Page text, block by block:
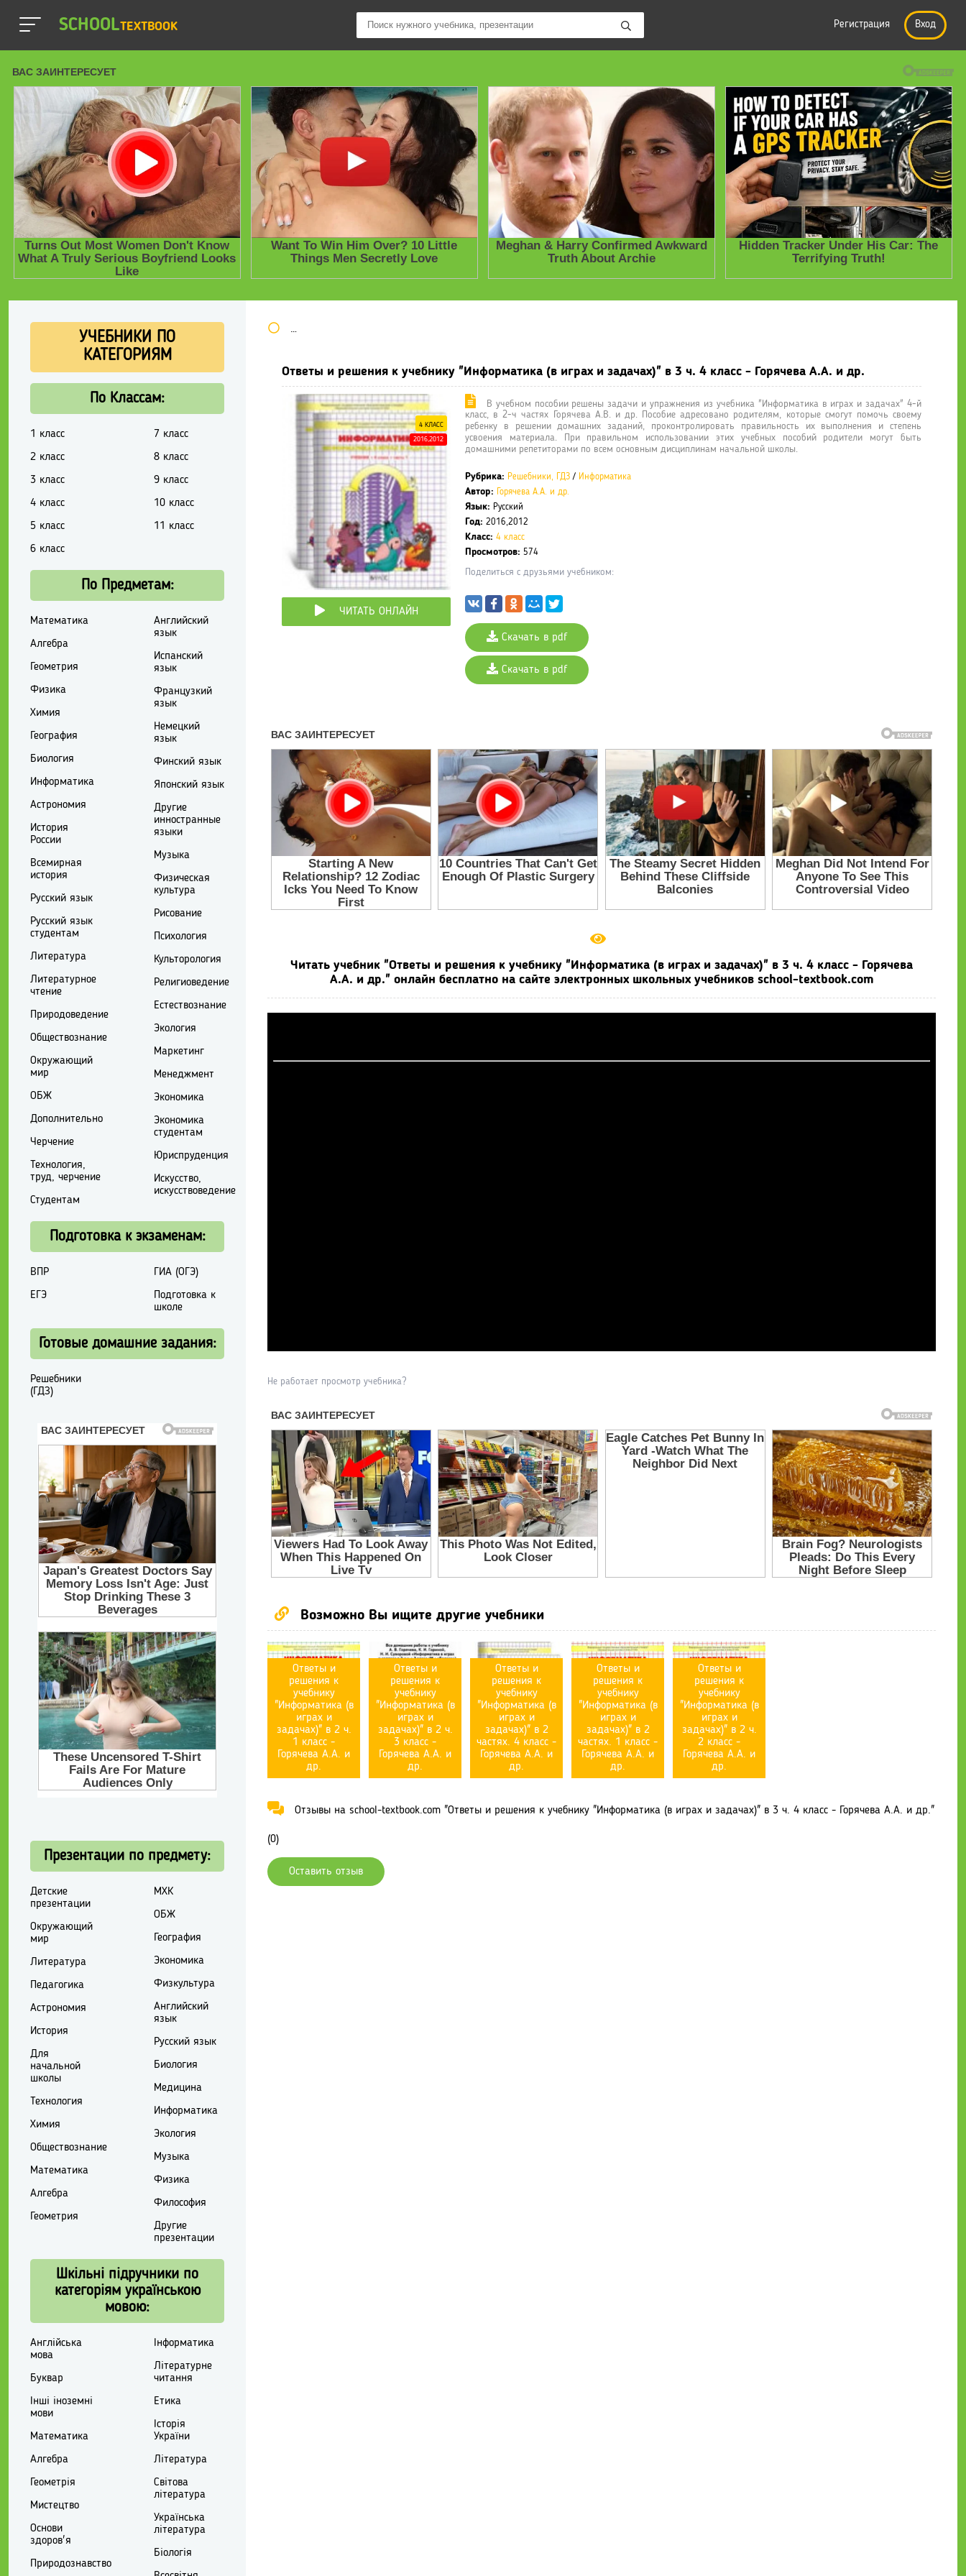
SCHOOLTEXTBOOK Регистрация Вход
Школьные учебники / Презентации по предметам
Ответы и решения к учебнику "Информатика (в играх и задачах)" в 3 ч. 4 класс - Горячева А.А. и др.
4 КЛАСС
2016,2012
ЧИТАТЬ ОНЛАЙН
В учебном пособии решены задачи и упражнения из учебника "Информатика в играх и задачах" 4-й
класс, в 2-ч частях Горячева А.В. и др. Пособие адресовано родителям, которые смогут помочь своему
ребенку в решении домашних заданий, проконтролировать правильность их выполнения и степень
усвоения материала. При правильном использовании этих учебных пособий родители могут быть
домашними репетиторами по всем основным дисциплинам начальной школы.
Рубрика: Решебники, ГДЗ / Информатика
Автор: Горячева А.А. и др.
Язык: Русский
Год: 2016,2012
Класс: 4 класс
Просмотров: 574
Поделиться с друзьями учебником:
Скачать в pdf
Скачать в pdf
Читать учебник "Ответы и решения к учебнику "Информатика (в играх и задачах)" в 3 ч. 4 класс - Горячева
А.А. и др." онлайн бесплатно на сайте электронных школьных учебников school-textbook.com
Не работает просмотр учебника?
Возможно Вы ищите другие учебники
Ответы и
решения к
учебнику
"Информатика (в
играх и
задачах)" в 2 ч.
1 класс -
Горячева А.А. и
др.
Ответы и
решения к
учебнику
"Информатика (в
играх и
задачах)" в 2 ч.
3 класс -
Горячева А.А. и
др.
Ответы и
решения к
учебнику
"Информатика (в
играх и
задачах)" в 2
частях. 4 класс -
Горячева А.А. и
др.
Ответы и
решения к
учебнику
"Информатика (в
играх и
задачах)" в 2
частях. 1 класс -
Горячева А.А. и
др.
Ответы и
решения к
учебнику
"Информатика (в
играх и
задачах)" в 2 ч.
2 класс -
Горячева А.А. и
др.
Отзывы на school-textbook.com "Ответы и решения к учебнику "Информатика (в играх и задачах)" в 3 ч. 4 класс - Горячева А.А. и др."
(0)
Оставить отзыв
УЧЕБНИКИ ПО
КАТЕГОРИЯМ
По Классам:
1 класс
2 класс
3 класс
4 класс
5 класс
6 класс
7 класс
8 класс
9 класс
10 класс
11 класс
По Предметам:
Математика
Алгебра
Геометрия
Физика
Химия
География
Биология
Информатика
Астрономия
История
России
Всемирная
история
Русский язык
Русский язык
студентам
Литература
Литературное
чтение
Природоведение
Обществознание
Окружающий
мир
ОБЖ
Дополнительно
Черчение
Технология,
труд, черчение
Студентам
Английский
язык
Испанский
язык
Французкий
язык
Немецкий
язык
Финский язык
Японский язык
Другие
инностранные
языки
Музыка
Физическая
культура
Рисование
Психология
Культорология
Религиоведение
Естествознание
Экология
Маркетинг
Менеджмент
Экономика
Экономика
студентам
Юриспруденция
Искусство,
искусствоведение
Подготовка к экзаменам:
ВПР
ЕГЭ
ГИА (ОГЭ)
Подготовка к
школе
Готовые домашние задания:
Решебники
(ГДЗ)
Презентации по предмету:
Детские
презентации
Окружающий
мир
Литература
Педагогика
Астрономия
История
Для
начальной
школы
Технология
Химия
Обществознание
Математика
Алгебра
Геометрия
МХК
ОБЖ
География
Экономика
Физкультура
Английский
язык
Русский язык
Биология
Медицина
Информатика
Экология
Музыка
Физика
Философия
Другие
презентации
Шкільні підручники по
категоріям українською
мовою:
Англійська
мова
Буквар
Інші іноземні
мови
Математика
Алгебра
Геометрія
Мистецтво
Основи
здоров'я
Природознавство
Інформатика
Літературне
читання
Етика
Історія
України
Література
Світова
література
Українська
література
Біологія